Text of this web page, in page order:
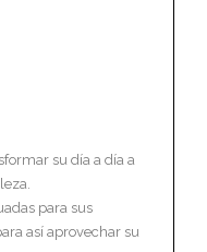
su día a día a
para sus
así aprovechar su